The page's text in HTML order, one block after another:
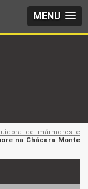
MENU
de mármores e
na Chácara Monte